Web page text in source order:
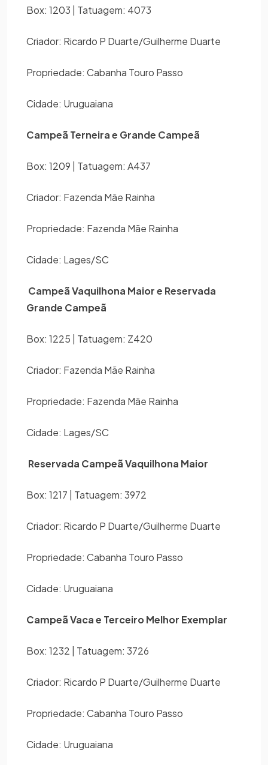
Box: 1203 | Tatuagem: 4073
Criador: Ricardo P Duarte/Guilherme Duarte
Propriedade: Cabanha Touro Passo
Cidade: Uruguaiana
Campeã Terneira e Grande Campeã
Box: 1209 | Tatuagem: A437
Criador: Fazenda Mãe Rainha
Propriedade: Fazenda Mãe Rainha
Cidade: Lages/SC
Campeã Vaquilhona Maior e Reservada
Grande Campeã
Box: 1225 | Tatuagem: Z420
Criador: Fazenda Mãe Rainha
Propriedade: Fazenda Mãe Rainha
Cidade: Lages/SC
Reservada Campeã Vaquilhona Maior
Box: 1217 | Tatuagem: 3972
Criador: Ricardo P Duarte/Guilherme Duarte
Propriedade: Cabanha Touro Passo
Cidade: Uruguaiana
Campeã Vaca e Terceiro Melhor Exemplar
Box: 1232 | Tatuagem: 3726
Criador: Ricardo P Duarte/Guilherme Duarte
Propriedade: Cabanha Touro Passo
Cidade: Uruguaiana